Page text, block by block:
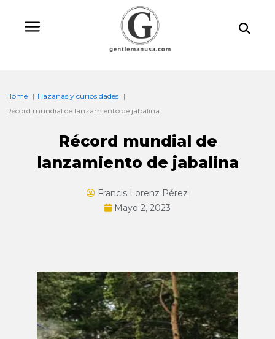
Home
Hazañas y curiosidades
Récord mundial de lanzamiento de jabalina
Récord mundial de
lanzamiento de jabalina
Francis Lorenz Pérez
Mayo 2, 2023